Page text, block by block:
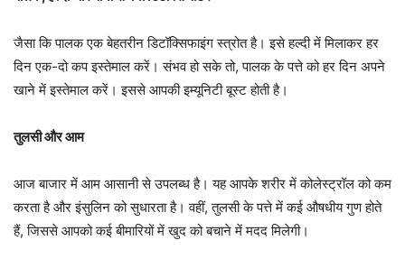
जैसा कि पालक एक बेहतरीन डिटॉक्सिफाइंग स्त्रोत है। इसे हल्दी में मिलाकर हर
दिन एक-दो कप इस्तेमाल करें। संभव हो सके तो, पालक के पत्ते को हर दिन अपने
खाने में इस्तेमाल करें। इससे आपकी इम्यूनिटी बूस्ट होती है।
तुलसी और आम
आज बाजार में आम आसानी से उपलब्ध है। यह आपके शरीर में कोलेस्ट्रॉल को कम
करता है और इंसुलिन को सुधारता है। वहीं, तुलसी के पत्ते में कई औषधीय गुण होते
हैं, जिससे आपको कई बीमारियों में खुद को बचाने में मदद मिलेगी।